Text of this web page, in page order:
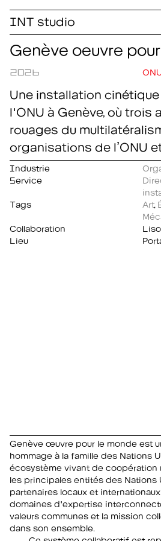
INT studio
Genève oeuvre
2026
Une installation
l'ONU à Genève, où trois
rouages du
organisations de l’ONU
Industrie
Service
Tags
Art
Collaboration
Lieu
Genève œuvre pour le monde est
hommage à la famille des Nations
écosystème vivant de coopération
les principales entités des Nations
partenaires locaux et
domaines d'expertise
valeurs communes et la mission
dans son ensemble.
Ce système collaboratif est